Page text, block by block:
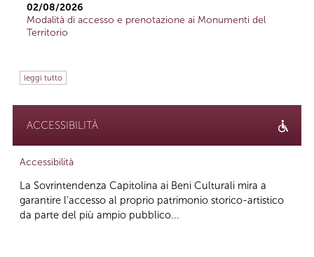
02/08/2026
Modalità di accesso e prenotazione ai Monumenti del
Territorio
leggi tutto
ACCESSIBILITÀ
Accessibilità
La Sovrintendenza Capitolina ai Beni Culturali mira a
garantire l’accesso al proprio patrimonio storico-artistico
da parte del più ampio pubblico...